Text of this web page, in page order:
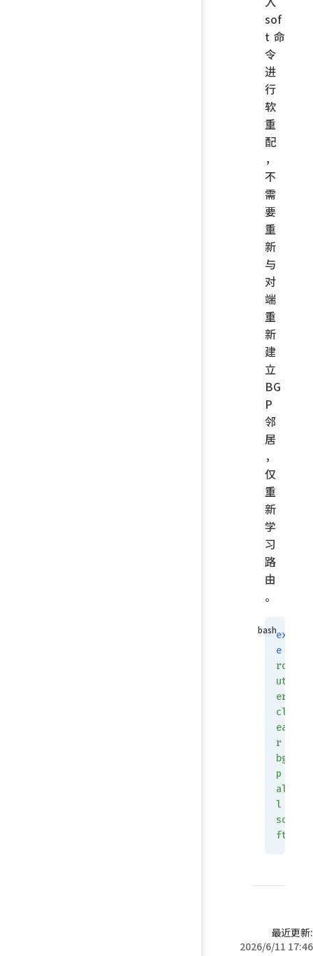
sof
t 命
令
进
行
软
重
配
，
不
需
要
重
新
与
对
端
重
新
建
立
BG
P
邻
居
，
仅
重
新
学
习
路
由
。
ex
e
ro
ut
er
cl
ea
r
bg
p
al
l
so
ft
最近更新:
2026/6/11 17:46